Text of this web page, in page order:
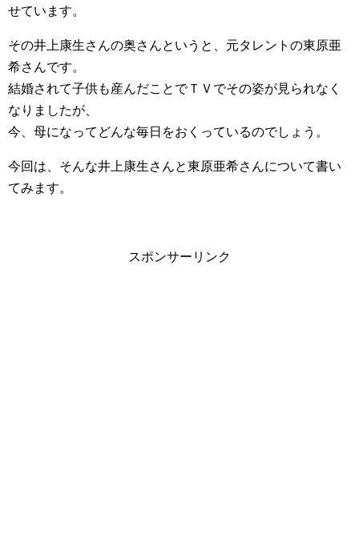
せています。
その井上康生さんの奥さんというと、元タレントの東原亜
希さんです。
結婚されて子供も産んだことでＴＶでその姿が見られなく
なりましたが、
今、母になってどんな毎日をおくっているのでしょう。
今回は、そんな井上康生さんと東原亜希さんについて書い
てみます。
スポンサーリンク